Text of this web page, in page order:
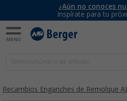
¿Aún no conoces
Inspírate para tu
Recambios Enganches de Remolque